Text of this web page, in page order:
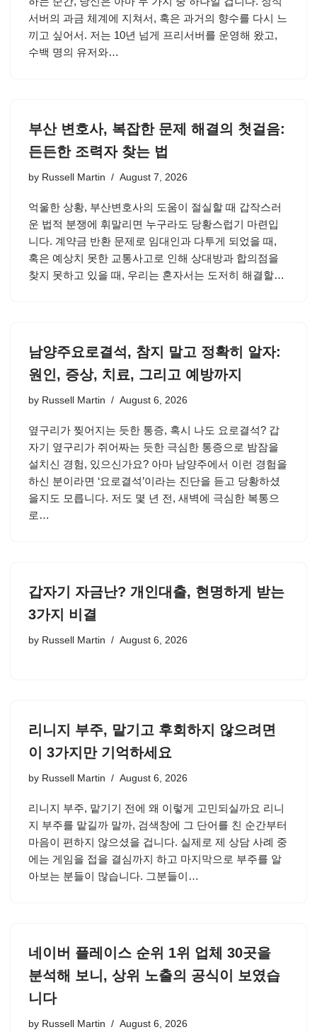
서버의 과금 체계에 지쳐서, 혹은 과거의 향수를 다시 느
끼고 싶어서. 저는 10년 넘게 프리서버를 운영해 왔고,
수백 명의 유저와…
부산 변호사, 복잡한 문제 해결의 첫걸음:
든든한 조력자 찾는 법
by Russell Martin August 7, 2026
억울한 상황, 부산변호사의 도움이 절실할 때 갑작스러
운 법적 분쟁에 휘말리면 누구라도 당황스럽기 마련입
니다. 계약금 반환 문제로 임대인과 다투게 되었을 때,
혹은 예상치 못한 교통사고로 인해 상대방과 합의점을
찾지 못하고 있을 때, 우리는 혼자서는 도저히 해결할…
남양주요로결석, 참지 말고 정확히 알자:
원인, 증상, 치료, 그리고 예방까지
by Russell Martin August 6, 2026
옆구리가 찢어지는 듯한 통증, 혹시 나도 요로결석? 갑
자기 옆구리가 쥐어짜는 듯한 극심한 통증으로 밤잠을
설치신 경험, 있으신가요? 아마 남양주에서 이런 경험을
하신 분이라면 ‘요로결석’이라는 진단을 듣고 당황하셨
을지도 모릅니다. 저도 몇 년 전, 새벽에 극심한 복통으
로…
갑자기 자금난? 개인대출, 현명하게 받는
3가지 비결
by Russell Martin August 6, 2026
리니지 부주, 맡기고 후회하지 않으려면
이 3가지만 기억하세요
by Russell Martin August 6, 2026
리니지 부주, 맡기기 전에 왜 이렇게 고민되실까요 리니
지 부주를 맡길까 말까, 검색창에 그 단어를 친 순간부터
마음이 편하지 않으셨을 겁니다. 실제로 제 상담 사례 중
에는 게임을 접을 결심까지 하고 마지막으로 부주를 알
아보는 분들이 많습니다. 그분들이…
네이버 플레이스 순위 1위 업체 30곳을
분석해 보니, 상위 노출의 공식이 보였습
니다
by Russell Martin August 6, 2026